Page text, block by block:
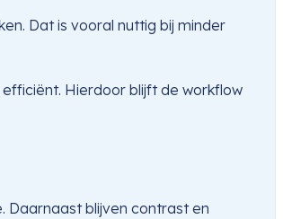
Dat is vooral nuttig bij minder
Hierdoor blijft de workflow
Daarnaast blijven contrast en